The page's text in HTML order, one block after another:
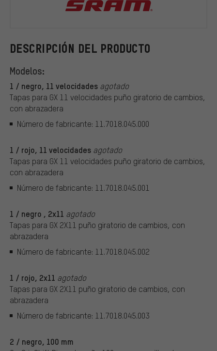
DESCRIPCIÓN DEL PRODUCTO
Modelos:
1 / negro, 11 velocidades agotado
Tapas para GX 11 velocidades puño giratorio de cambios,
con abrazadera
Número de fabricante: 11.7018.045.000
1 / rojo, 11 velocidades agotado
Tapas para GX 11 velocidades puño giratorio de cambios,
con abrazadera
Número de fabricante: 11.7018.045.001
1 / negro , 2x11 agotado
Tapas para GX 2X11 puño giratorio de cambios, con
abrazadera
Número de fabricante: 11.7018.045.002
1 / rojo, 2x11 agotado
Tapas para GX 2X11 puño giratorio de cambios, con
abrazadera
Número de fabricante: 11.7018.045.003
2 / negro, 100 mm
SRAM